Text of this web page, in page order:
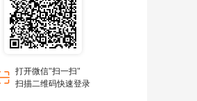
打开微信"扫一扫"
扫描二维码快速登录